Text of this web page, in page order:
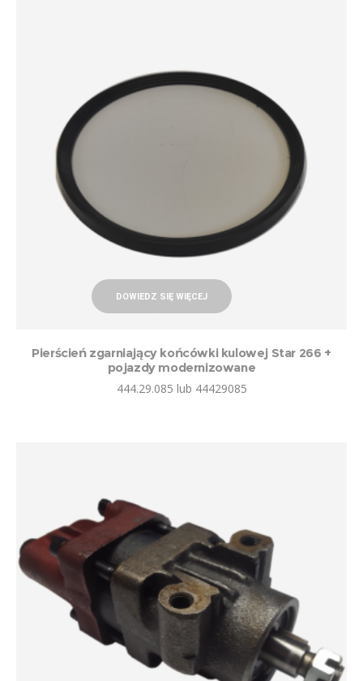
DOWIEDZ SIĘ WIĘCEJ
Pierścień zgarniający końcówki kulowej Star 266 +
pojazdy modernizowane
444.29.085 lub 44429085